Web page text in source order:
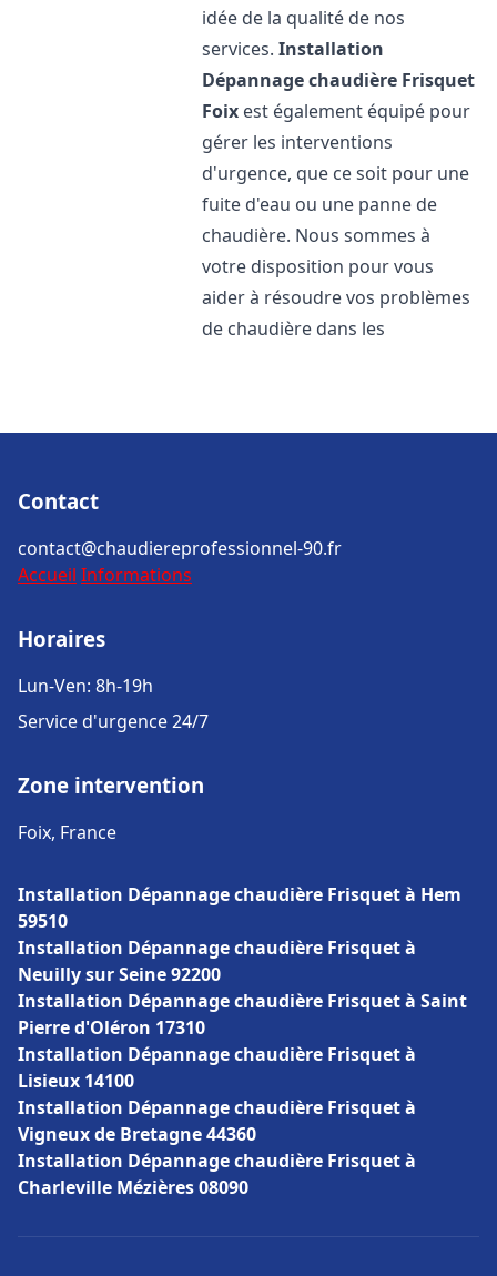
idée de la qualité de nos
services.Installation
Dépannage chaudière Frisquet
Foix est également équipé pour
gérer les interventions
d'urgence, que ce soit pour une
fuite d'eau ou une panne de
chaudière. Nous sommes à
votre disposition pour vous
aider à résoudre vos problèmes
de chaudière dans les
Contact
contact@chaudiereprofessionnel-90.fr
Accueil Informations
Horaires
Lun-Ven: 8h-19h
Service d'urgence 24/7
Zone intervention
Foix, France
Installation Dépannage chaudière Frisquet à Hem
59510
Installation Dépannage chaudière Frisquet à
Neuilly sur Seine 92200
Installation Dépannage chaudière Frisquet à Saint
Pierre d'Oléron 17310
Installation Dépannage chaudière Frisquet à
Lisieux 14100
Installation Dépannage chaudière Frisquet à
Vigneux de Bretagne 44360
Installation Dépannage chaudière Frisquet à
Charleville Mézières 08090